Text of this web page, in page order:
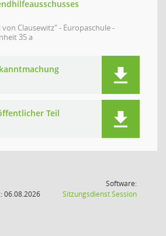
Clausewitz" - Europaschule -
35 a
Teil
06.08.2026
Software:
SitzungsdienstSession(Wird in